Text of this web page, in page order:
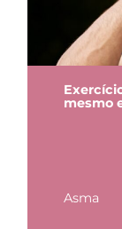
mesmo
Asma